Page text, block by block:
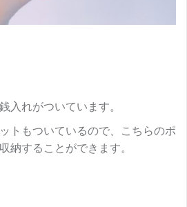
入れがついています。
トもついているので、こちらのポ
納することができます。